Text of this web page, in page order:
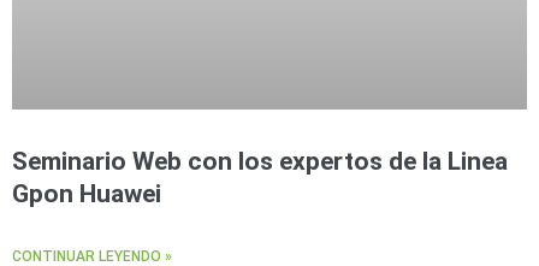
Seminario Web con los expertos de la Linea
Gpon Huawei
CONTINUAR LEYENDO »